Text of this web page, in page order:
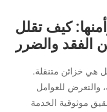
كيف تقلل
الفقد والضرر
هي خزائن متنقلة.
والتعرض للعوامل
موثوقية الخدمة